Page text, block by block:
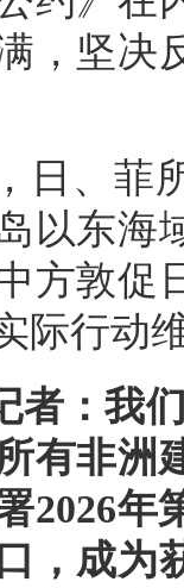
，坚决
日、菲
以东海
方敦促
际行动
者：我
有非洲
2026年
，成为